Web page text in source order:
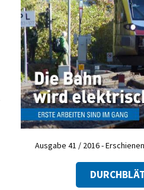
Ausgabe 41 / 2016 -